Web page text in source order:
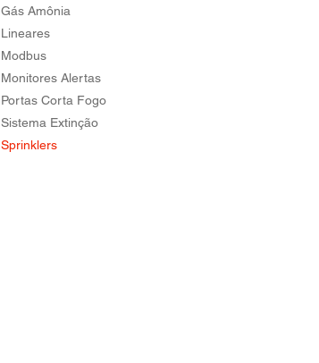
Gás Amônia
Lineares
Modbus
Monitores Alertas
Portas Corta Fogo
Sistema Extinção
Sprinklers